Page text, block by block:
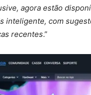
agora estão
inteligente, com
recentes.”